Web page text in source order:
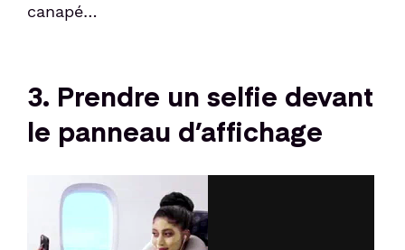
canapé…
3. Prendre un selfie devant
le panneau d’affichage